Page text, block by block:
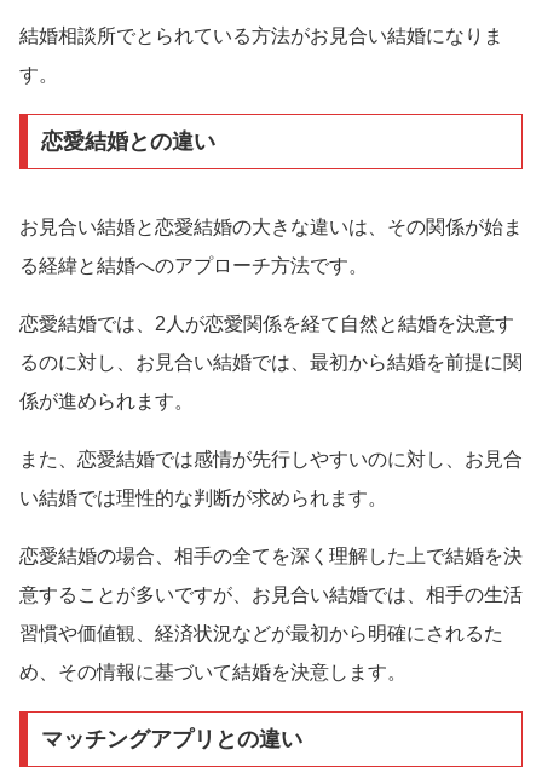
結婚相談所でとられている方法がお見合い結婚になりま
す。
恋愛結婚との違い
お見合い結婚と恋愛結婚の大きな違いは、その関係が始ま
る経緯と結婚へのアプローチ方法です。
恋愛結婚では、2人が恋愛関係を経て自然と結婚を決意す
るのに対し、お見合い結婚では、最初から結婚を前提に関
係が進められます。
また、恋愛結婚では感情が先行しやすいのに対し、お見合
い結婚では理性的な判断が求められます。
恋愛結婚の場合、相手の全てを深く理解した上で結婚を決
意することが多いですが、お見合い結婚では、相手の生活
習慣や価値観、経済状況などが最初から明確にされるた
め、その情報に基づいて結婚を決意します。
マッチングアプリとの違い